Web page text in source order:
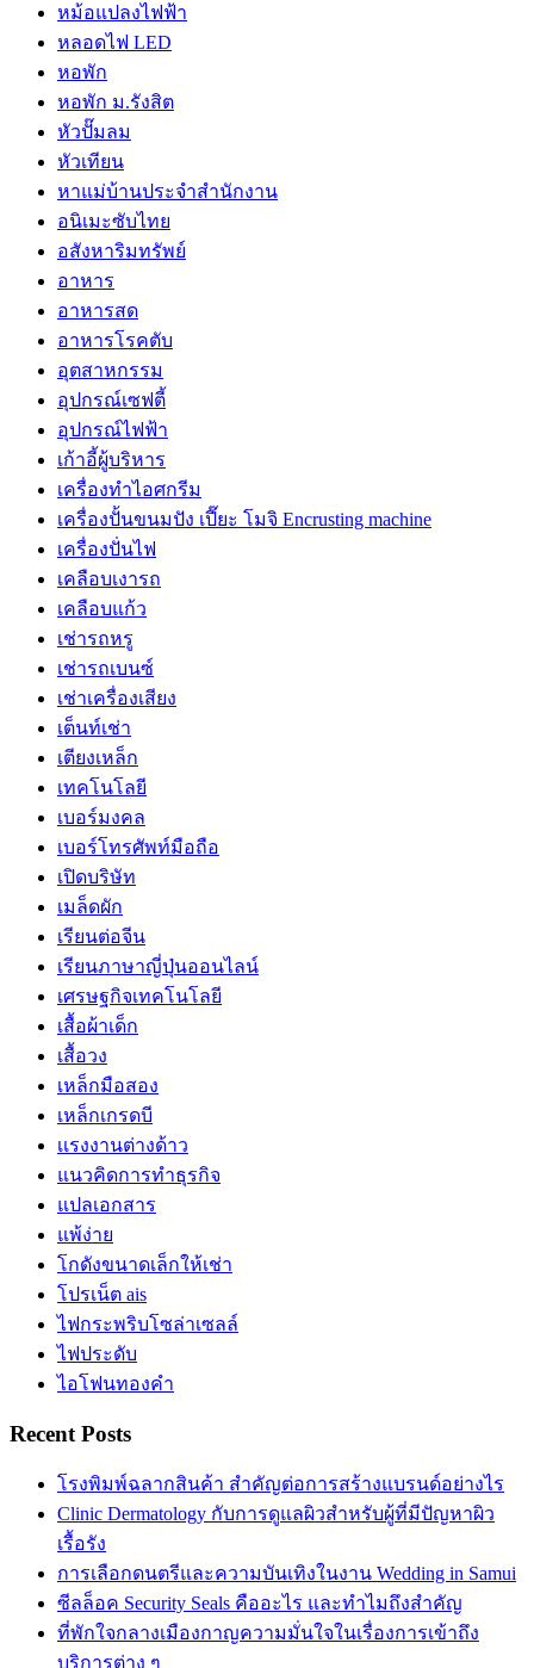
หม้อแปลงไฟฟ้า
หลอดไฟ LED
หอพัก
หอพัก ม.รังสิต
หัวปั๊มลม
หัวเทียน
หาแม่บ้านประจำสำนักงาน
อนิเมะซับไทย
อสังหาริมทรัพย์
อาหาร
อาหารสด
อาหารโรคตับ
อุตสาหกรรม
อุปกรณ์เซฟตี้
อุปกรณ์ไฟฟ้า
เก้าอี้ผู้บริหาร
เครื่องทำไอศกรีม
เครื่องปั้นขนมปัง เปี๊ยะ โมจิ Encrusting machine
เครื่องปั่นไฟ
เคลือบเงารถ
เคลือบแก้ว
เช่ารถหรู
เช่ารถเบนซ์
เช่าเครื่องเสียง
เต็นท์เช่า
เตียงเหล็ก
เทคโนโลยี
เบอร์มงคล
เบอร์โทรศัพท์มือถือ
เปิดบริษัท
เมล็ดผัก
เรียนต่อจีน
เรียนภาษาญี่ปุ่นออนไลน์
เศรษฐกิจเทคโนโลยี
เสื้อผ้าเด็ก
เสื้อวง
เหล็กมือสอง
เหล็กเกรดบี
เเรงงานต่างด้าว
แนวคิดการทำธุรกิจ
แปลเอกสาร
แพ้ง่าย
โกดังขนาดเล็กให้เช่า
โปรเน็ต ais
ไฟกระพริบโซล่าเซลล์
ไฟประดับ
ไอโฟนทองคำ
Recent Posts
โรงพิมพ์ฉลากสินค้า สำคัญต่อการสร้างแบรนด์อย่างไร
Clinic Dermatology กับการดูแลผิวสำหรับผู้ที่มีปัญหาผิว
เรื้อรัง
การเลือกดนตรีและความบันเทิงในงาน Wedding in Samui
ซีลล็อค Security Seals คืออะไร และทำไมถึงสำคัญ
ที่พักใจกลางเมืองกาญความมั่นใจในเรื่องการเข้าถึง
บริการต่าง ๆ